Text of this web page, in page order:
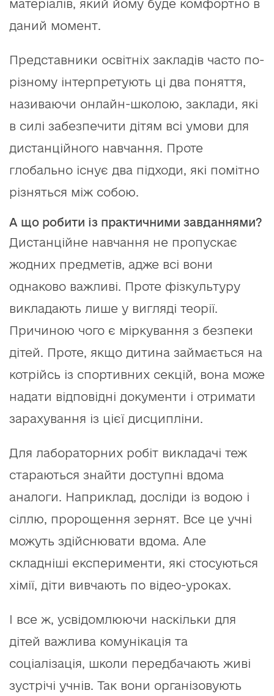
матеріалів, який йому буде комфортно в
даний момент.
Представники освітніх закладів часто по-
різному інтерпретують ці два поняття,
називаючи онлайн-школою, заклади, які
в силі забезпечити дітям всі умови для
дистанційного навчання. Проте
глобально існує два підходи, які помітно
різняться між собою.
А що робити із практичними завданнями?
Дистанційне навчання не пропускає
жодних предметів, адже всі вони
однаково важливі. Проте фізкультуру
викладають лише у вигляді теорії.
Причиною чого є міркування з безпеки
дітей. Проте, якщо дитина займається на
котрійсь із спортивних секцій, вона може
надати відповідні документи і отримати
зарахування із цієї дисципліни.
Для лабораторних робіт викладачі теж
стараються знайти доступні вдома
аналоги. Наприклад, досліди із водою і
сіллю, пророщення зернят. Все це учні
можуть здійснювати вдома. Але
складніші експерименти, які стосуються
хімії, діти вивчають по відео-уроках.
І все ж, усвідомлюючи наскільки для
дітей важлива комунікація та
соціалізація, школи передбачають живі
зустрічі учнів. Так вони організовують